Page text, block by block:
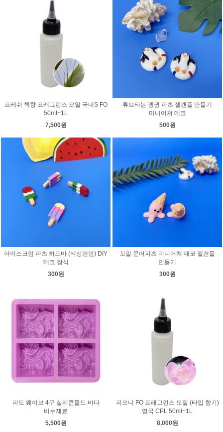
프레쉬 책향 프래그런스 오일 국내S FO
50ml~1L
7,500원
튜브타는 펭귄 파츠 젤캔들 만들기
미니어쳐 데코
500원
아이스크림 파츠 하드바 (색상랜덤) DIY
데코 장식
300원
꼬깔 문어파츠 미니어쳐 데코 젤캔들
만들기
300원
파도 웨이브 4구 실리콘몰드 바다
비누재료
5,500원
피오니 FO 프래그런스 오일 (타입 향기)
영국 CPL 50ml~1L
8,000원